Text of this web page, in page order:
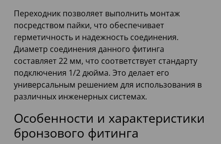
Переходник позволяет выполнить монтаж
посредством пайки, что обеспечивает
герметичность и надежность соединения.
Диаметр соединения данного фитинга
составляет 22 мм, что соответствует стандарту
подключения 1/2 дюйма. Это делает его
универсальным решением для использования в
различных инженерных системах.
Особенности и характеристики
бронзового фитинга